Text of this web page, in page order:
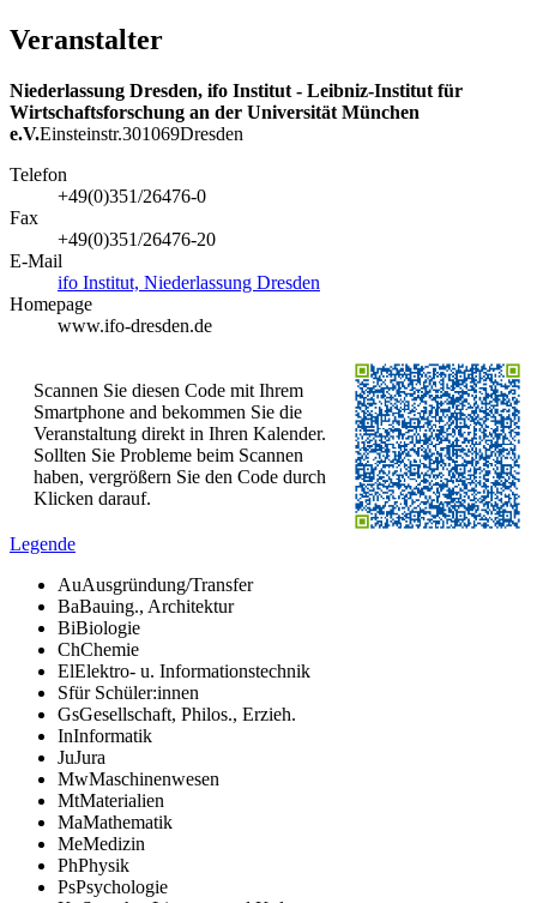
Veranstalter
Niederlassung Dresden, ifo Institut - Leibniz-Institut für
Wirtschaftsforschung an der Universität München
e.V.Einsteinstr.301069Dresden
Telefon
+49(0)351/26476-0
Fax
+49(0)351/26476-20
E-Mail
ifo Institut, Niederlassung Dresden
Homepage
www.ifo-dresden.de
Scannen Sie diesen Code mit Ihrem
Smartphone and bekommen Sie die
Veranstaltung direkt in Ihren Kalender.
Sollten Sie Probleme beim Scannen
haben, vergrößern Sie den Code durch
Klicken darauf.
Legende
AuAusgründung/Transfer
BaBauing., Architektur
BiBiologie
ChChemie
ElElektro- u. Informationstechnik
Sfür Schüler:innen
GsGesellschaft, Philos., Erzieh.
InInformatik
JuJura
MwMaschinenwesen
MtMaterialien
MaMathematik
MeMedizin
PhPhysik
PsPsychologie